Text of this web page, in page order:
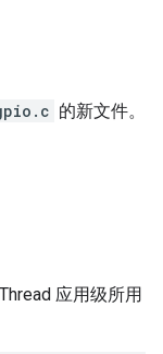
的新文件。
应用级所用